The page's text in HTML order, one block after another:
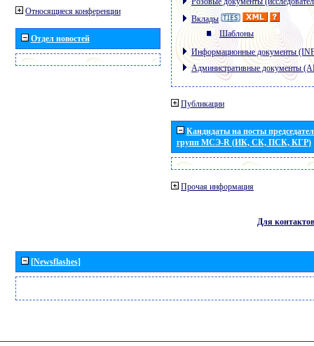
Относящиеся конференции
Отдел новостей
Вклады
Шаблоны
Информационные документы
Административные документы
Публикации
Кандидаты на посты
групп МСЭ-R (ИК, СК, ПСК, КГР)
Прочая информация
Для контактов
[Newsflashes]